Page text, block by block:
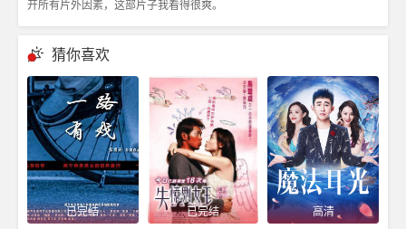
开所有片外因素，这部片子我看得很爽。
猜你喜欢
已完结 已完结 高清